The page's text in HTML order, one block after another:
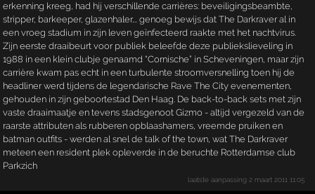
erkenning kreeg, had hij verschillende carrières: beveiligingsbeambte,
stripper, barkeeper, glazenhaler…. genoeg bewijs dat The Darkraver al in
een vroeg stadium in zijn leven geïnfecteerd raakte met het nachtvirus.
Zijn eerste draaibeurt voor publiek beleefde deze publiekslieveling in
1988 in een klein clubje genaamd “Cornische” in Scheveningen, maar zijn
carrière kwam pas echt in een turbulente stroomversnelling toen hij de
headliner werd tijdens de legendarische Rave The City evenementen,
gehouden in zijn geboortestad Den Haag. De back-to-back sets met zijn
vaste draaimaatje en tevens stadsgenoot Gizmo - altijd vergezeld van de
raarste attributen als rubberen opblaashamers, vreemde pruiken en
batman outfits - werden al snel de talk of the town, wat The Darkraver
meteen een resident plek opleverde in de beruchte Rotterdamse club
Parkzich
laatste aanpassing 2 maart 2011 11:05